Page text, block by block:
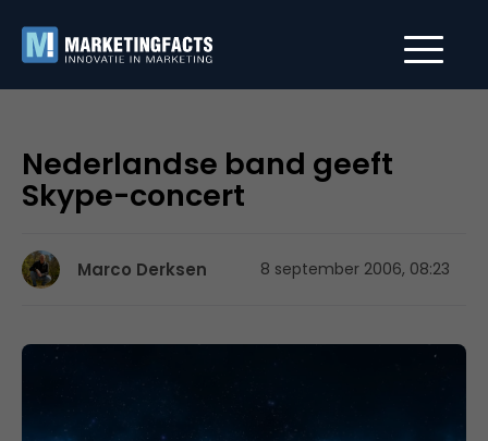
Nederlandse band geeft
Skype-concert
Marco Derksen 8 september 2006, 08:23